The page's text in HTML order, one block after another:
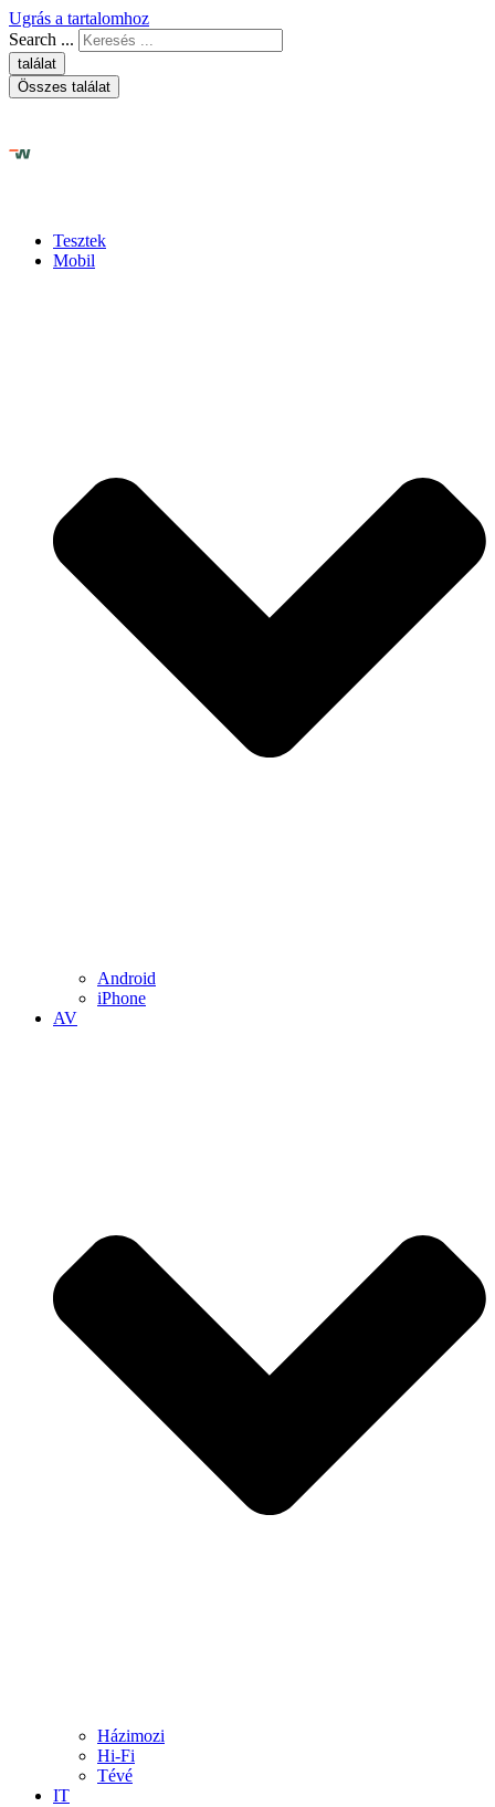
Ugrás a tartalomhoz
Search ...
találat
Összes találat
Tesztek
Mobil
Android
iPhone
AV
Házimozi
Hi-Fi
Tévé
IT